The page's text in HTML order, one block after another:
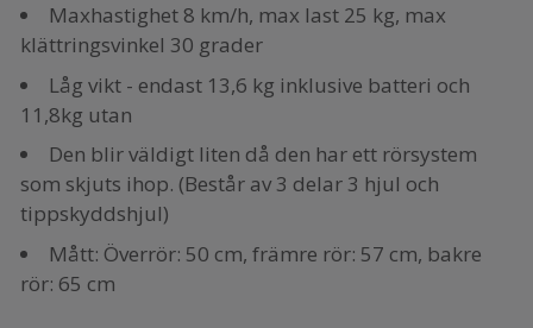
Maxhastighet 8 km/h, max last 25 kg, max
klättringsvinkel 30 grader
Låg vikt - endast 13,6 kg inklusive batteri och
11,8kg utan
Den blir väldigt liten då den har ett rörsystem
som skjuts ihop. (Består av 3 delar 3 hjul och
tippskyddshjul)
Mått: Överrör: 50 cm, främre rör: 57 cm, bakre
rör: 65 cm